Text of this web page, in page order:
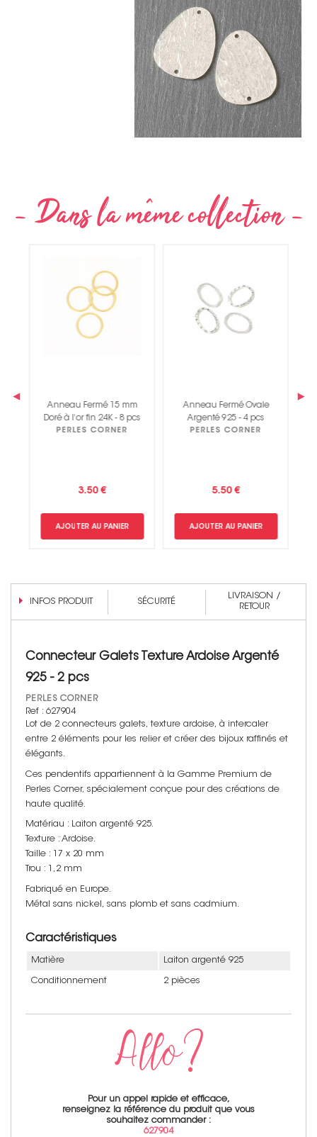
Anneau Fermé 15 mm
Doré à l'or fin 24K - 8 pcs
PERLES CORNER
3.50 €
AJOUTER AU PANIER
Anneau Fermé Ovale
Argenté 925 - 4 pcs
PERLES CORNER
5.50 €
AJOUTER AU PANIER
‹ ›
INFOS PRODUIT SÉCURITÉ
LIVRAISON /
RETOUR
Connecteur Galets Texture Ardoise Argenté
925 - 2 pcs
PERLES CORNER
Ref : 627904
Lot de 2 connecteurs galets, texture ardoise, à intercaler
entre 2 éléments pour les relier et créer des bijoux raffinés et
élégants.
Ces pendentifs appartiennent à la Gamme Premium de
Perles Corner, spécialement conçue pour des créations de
haute qualité.
Matériau : Laiton argenté 925.
Texture : Ardoise.
Taille : 17 x 20 mm
Trou : 1,2 mm
Fabriqué en Europe.
Métal sans nickel, sans plomb et sans cadmium.
Caractéristiques
Matière Laiton argenté 925
Conditionnement 2 pièces
Pour un appel rapide et efficace,
renseignez la référence du produit que vous
souhaitez commander :
627904
Non merci !